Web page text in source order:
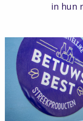
in hun